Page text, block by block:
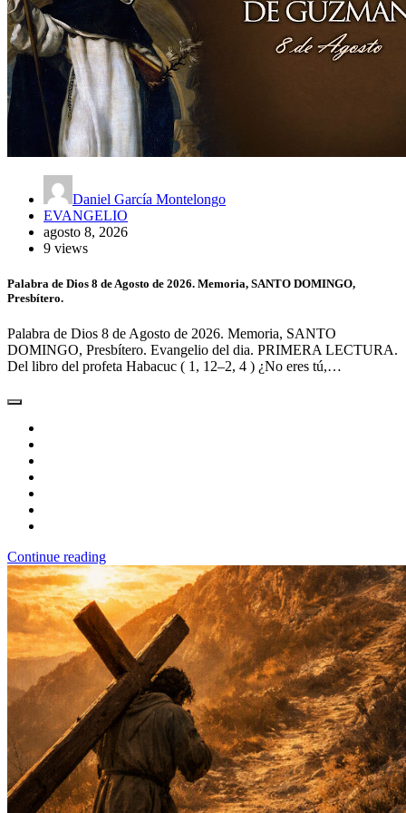
Daniel García Montelongo
EVANGELIO
agosto 8, 2026
9 views
Palabra de Dios 8 de Agosto de 2026. Memoria, SANTO DOMINGO,
Presbítero.
Palabra de Dios 8 de Agosto de 2026. Memoria, SANTO
DOMINGO, Presbítero. Evangelio del dia. PRIMERA LECTURA.
Del libro del profeta Habacuc ( 1, 12–2, 4 ) ¿No eres tú,…
Continue reading